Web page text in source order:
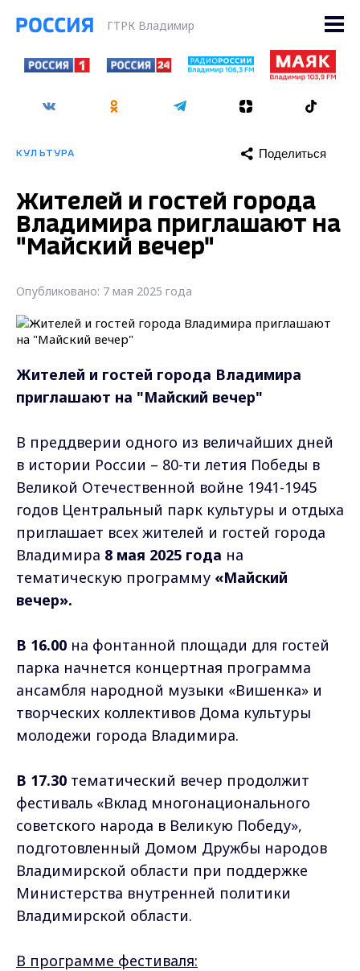
ГТРК Владимир
КУЛЬТУРА Поделиться
Жителей и гостей города
Владимира приглашают на
"Майский вечер"
Опубликовано: 7 мая 2025 года
Жителей и гостей города Владимира
приглашают на "Майский вечер"
В преддверии одного из величайших дней
в истории России – 80-ти летия Победы в
Великой Отечественной войне 1941-1945
годов Центральный парк культуры и отдыха
приглашает всех жителей и гостей города
Владимира 8 мая 2025 года на
тематическую программу «Майский
вечер».
В 16.00 на фонтанной площади для гостей
парка начнется концертная программа
ансамбля народной музыки «Вишенка» и
творческих коллективов Дома культуры
молодежи города Владимира.
В 17.30 тематический вечер продолжит
фестиваль «Вклад многонационального
советского народа в Великую Победу»,
подготовленный Домом Дружбы народов
Владимирской области при поддержке
Министерства внутренней политики
Владимирской области.
В программе фестиваля: